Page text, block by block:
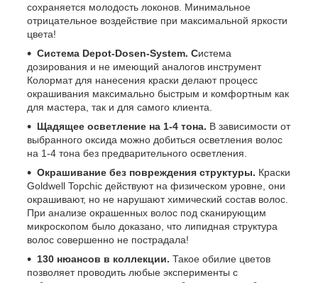
сохраняется молодость локонов. Минимальное
отрицательное воздействие при максимальной яркости
цвета!
Система Depot-Dosen-System. Система
дозирования и не имеющий аналогов инструмент
Колормат для нанесения краски делают процесс
окрашивания максимально быстрым и комфортным как
для мастера, так и для самого клиента.
Щадящее осветление на 1-4 тона. В зависимости от
выбранного оксида можно добиться осветления волос
на 1-4 тона без предварительного осветления.
Окрашивание без повреждения структуры. Краски
Goldwell Topchic действуют на физическом уровне, они
окрашивают, но не нарушают химический состав волос.
При анализе окрашенных волос под сканирующим
микроскопом было доказано, что липидная структура
волос совершенно не пострадала!
130 нюансов в коллекции. Такое обилие цветов
позволяет проводить любые эксперименты с